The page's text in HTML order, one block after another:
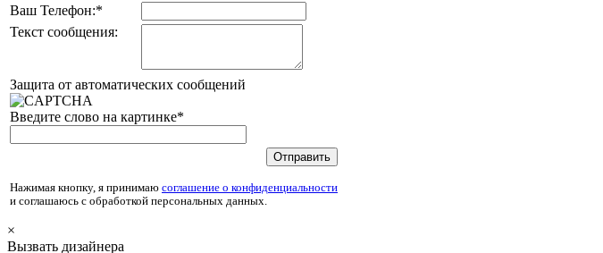
Ваш Телефон:*
Текст сообщения:
Защита от автоматических сообщений
Введите слово на картинке*
Нажимая кнопку, я принимаю соглашение о конфиденциальности
и соглашаюсь с обработкой персональных данных.
×
Вызвать дизайнера